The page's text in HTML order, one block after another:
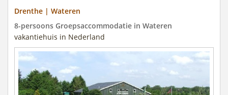
Drenthe | Wateren
8-persoons Groepsaccommodatie in Wateren
vakantiehuis in Nederland